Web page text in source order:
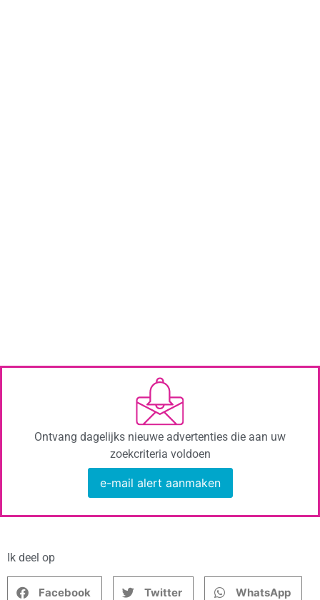
Ontvang dagelijks nieuwe advertenties die aan uw
zoekcriteria voldoen
e-mail alert aanmaken
Ik deel op
Facebook Twitter WhatsApp